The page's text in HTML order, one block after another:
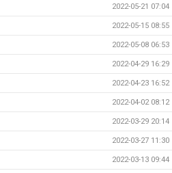
2022-05-21 07:04
2022-05-15 08:55
2022-05-08 06:53
2022-04-29 16:29
2022-04-23 16:52
2022-04-02 08:12
2022-03-29 20:14
2022-03-27 11:30
2022-03-13 09:44